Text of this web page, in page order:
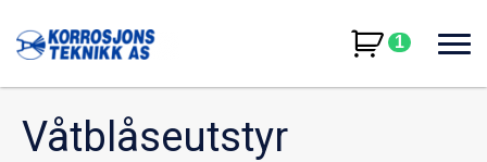
1
Våtblåseutstyr